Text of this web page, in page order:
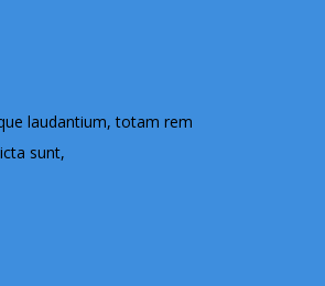
laudantium, totam rem
sunt,